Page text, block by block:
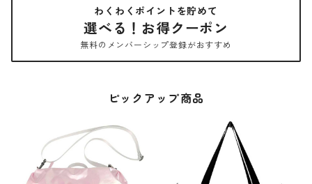
わくわくポイントを貯めて
選べる！お得クーポン
無料のメンバーシップ登録がおすすめ
ピックアップ商品